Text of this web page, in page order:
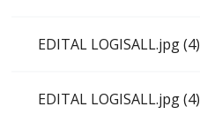
EDITAL LOGISALL.jpg (4)
EDITAL LOGISALL.jpg (4)